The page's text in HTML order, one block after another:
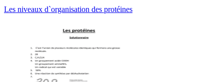
Les niveaux d`organisation des protéines